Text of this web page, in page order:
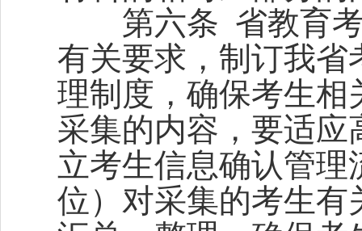
第六条 省教育考
有关要求，制订我省
理制度，确保考生相
采集的内容，要适
立考生信息确认管
位）对采集的考生有